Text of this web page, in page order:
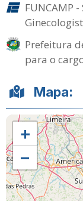
FUNCAMP
Prefeitura
para o
Mapa:
+
−